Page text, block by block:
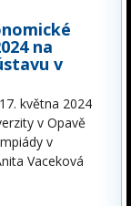
na
v
května 2024
v Opavě
v
Vaceková